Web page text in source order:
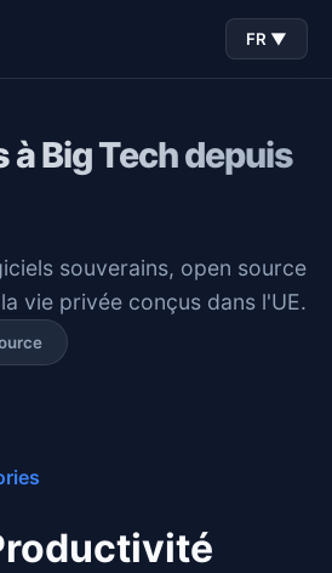
FR ▼
Big Tech depuis
souverains, open source
vie privée conçus dans l'UE.